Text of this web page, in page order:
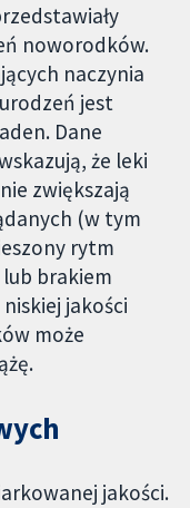
noworodków.
naczynia
jest
Dane
że leki
zwiększają
(w tym
rytm
brakiem
jakości
może
jakości.